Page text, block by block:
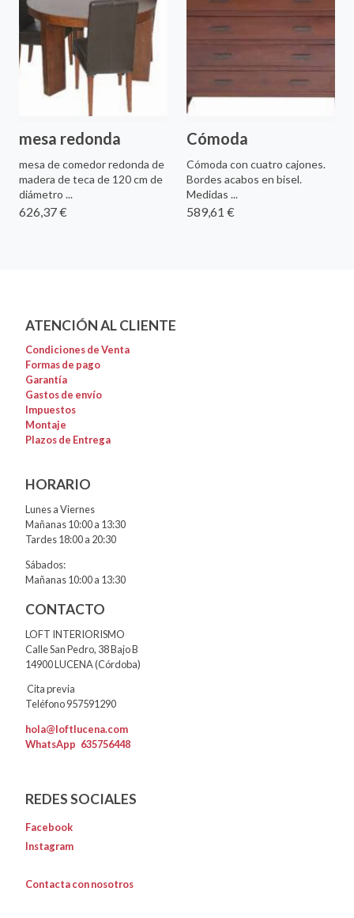
mesa redonda
mesa de comedor redonda de
madera de teca de 120 cm de
diámetro ...
626,37 €
Cómoda
Cómoda con cuatro cajones.
Bordes acabos en bisel.
Medidas ...
589,61 €
ATENCIÓN AL CLIENTE
Condiciones de Venta
Formas de pago
Garantía
Gastos de envío
Impuestos
Montaje
Plazos de Entrega
HORARIO
Lunes a Viernes
Mañanas 10:00 a 13:30
Tardes 18:00 a 20:30
Sábados:
Mañanas 10:00 a 13:30
CONTACTO
LOFT INTERIORISMO
Calle San Pedro, 38 Bajo B
14900 LUCENA (Córdoba)
Cita previa
Teléfono 957591290
hola@loftlucena.com
WhatsApp 635756448
REDES SOCIALES
Facebook
Instagram
Contacta con nosotros